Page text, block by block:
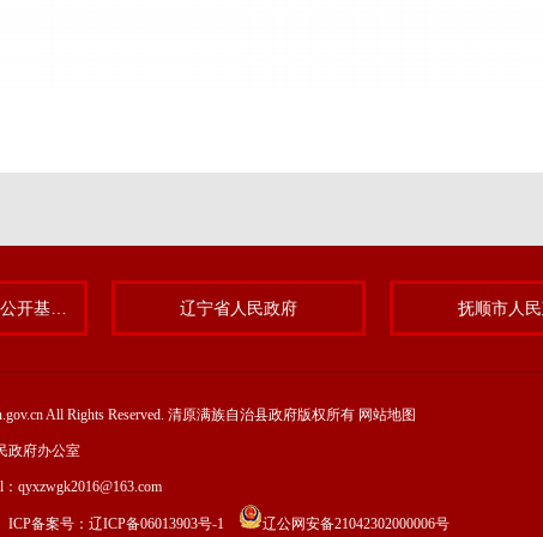
辽宁省人民政府 抚顺市人
All Rights Reserved. 清原满族自治县政府版权所有 网站地图
政府办公室
qyxzwgk2016@163.com
备案号： 辽ICP备06013903号-1 辽公网安备21042302000006号